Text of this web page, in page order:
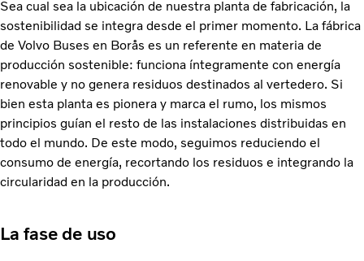
Sea cual sea la ubicación de nuestra planta de fabricación, la
sostenibilidad se integra desde el primer momento. La fábrica
de Volvo Buses en Borås es un referente en materia de
producción sostenible: funciona íntegramente con energía
renovable y no genera residuos destinados al vertedero. Si
bien esta planta es pionera y marca el rumo, los mismos
principios guían el resto de las instalaciones distribuidas en
todo el mundo. De este modo, seguimos reduciendo el
consumo de energía, recortando los residuos e integrando la
circularidad en la producción.
La fase de uso